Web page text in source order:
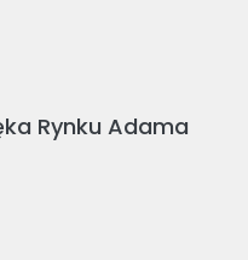
Rynku Adama